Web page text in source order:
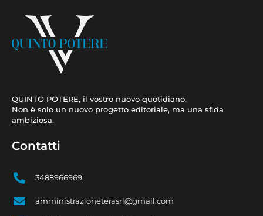
QUINTO POTERE, il vostro nuovo quotidiano.
Non è solo un nuovo progetto editoriale, ma una sfida
ambiziosa.
Contatti
3488966969
amministrazioneterasrl@gmail.com